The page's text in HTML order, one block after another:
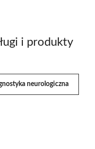
i produkty
neurologiczna